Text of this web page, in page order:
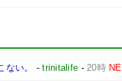
ない。 -trinitalife -20時